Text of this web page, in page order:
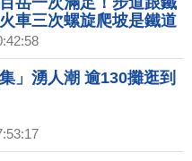
車三次螺旋爬坡是鐵道
岩是山友的秘密基地，
；邊爬山邊吃美食是一
玉DIY超有趣～｜1000步
」湧人潮 逾130攤逛到